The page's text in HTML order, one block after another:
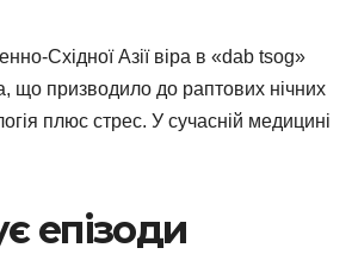
Східної Азії віра в «dab tsog»
що призводило до раптових нічних
плюс стрес. У сучасній медицині
епізоди